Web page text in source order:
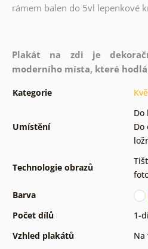
rámem balen do 5vl lepenkové
Plakát na zdi je
moderního místa, které
Kategorie
Umístění
Do
Do
Technologie obrazů
Barva
Počet dílů
1-
Vzhled plakátů
Na